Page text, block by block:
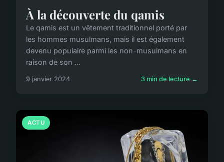
À la découverte du qamis
Le qamis est un vêtement traditionnel porté par
les hommes musulmans, mais il est également
devenu populaire parmi les non-musulmans en
raison de son ...
9 janvier 2024 3 min de lecture →
ACTU